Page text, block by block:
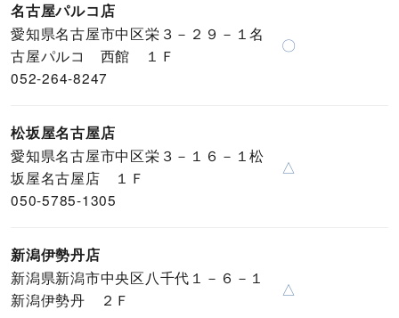
名古屋パルコ店
愛知県名古屋市中区栄３－２９－１名
古屋パルコ 西館 １Ｆ
052-264-8247
〇
松坂屋名古屋店
愛知県名古屋市中区栄３－１６－１松
坂屋名古屋店 １Ｆ
050-5785-1305
△
新潟伊勢丹店
新潟県新潟市中央区八千代１－６－１
新潟伊勢丹 ２Ｆ
△